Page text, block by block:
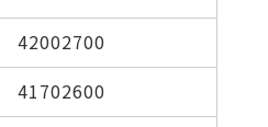
42002700
41702600